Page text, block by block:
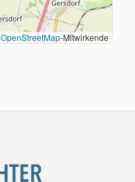
OpenStreetMap-Mitwirkende